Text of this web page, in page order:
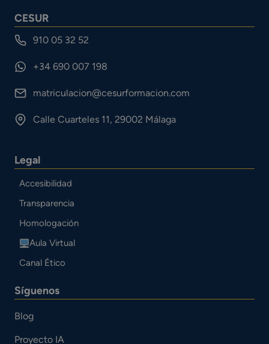
CESUR
910 05 32 52
+34 690 007 198
matriculacion@cesurformacion.com
Calle Cuarteles 11, 29002 Málaga
Legal
Accesibilidad
Transparencia
Homologación
Aula Virtual
Canal Ético
Síguenos
Blog
Proyecto IA